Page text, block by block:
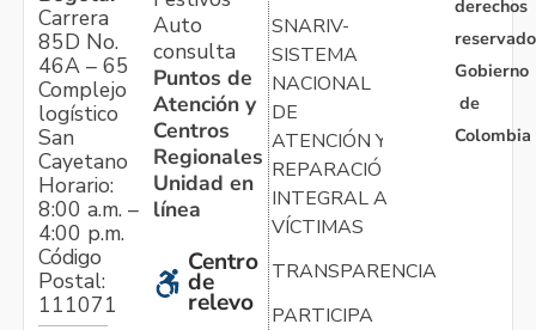
Carrera
85D No.
46A – 65
Complejo
logístico
San
Cayetano
Horario:
8:00 a.m. –
4:00 p.m.
Código
Postal:
111071
Auto
consulta
Puntos de
Atención y
Centros
Regionales
Unidad en
línea
Centro
de
relevo
SNARIV-
SISTEMA
NACIONAL
DE
ATENCIÓN Y
REPARACIÓN
INTEGRAL A
VÍCTIMAS
TRANSPARENCIA
PARTICIPA
derechos
Gobierno
de
Colombia